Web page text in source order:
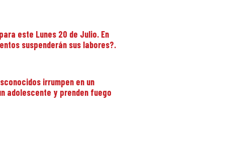
este Lunes 20 de Julio. En
suspenderán sus labores?.
irrumpen en un
adolescente y prenden fuego